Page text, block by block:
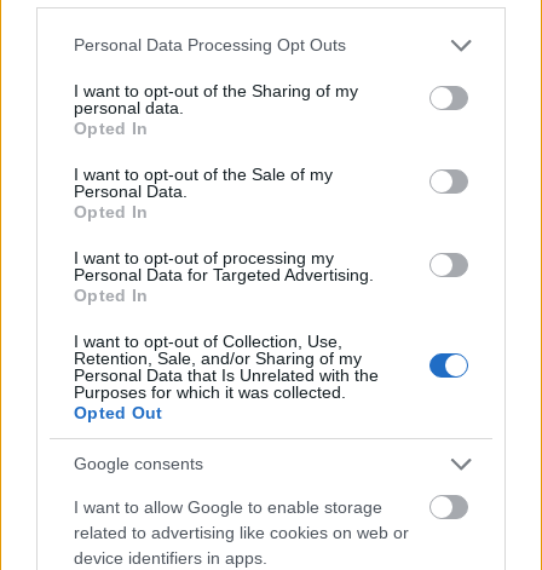
Please note that this website/app uses one or more Google
not limited to your visit or usage behaviour. You may click to
grant or deny consent to Google and its third-party tags to
use your data for below specified purposes in below Google
consent section.
Personal Data Processing Opt Outs
I want to opt-out of the Sharing of my
personal data.
Opted In
I want to opt-out of the Sale of my
Personal Data.
Opted In
I want to opt-out of processing my
Personal Data for Targeted Advertising.
Opted In
I want to opt-out of Collection, Use,
Retention, Sale, and/or Sharing of my
Personal Data that Is Unrelated with the
Purposes for which it was collected.
Opted Out
Google consents
I want to allow Google to enable storage
related to advertising like cookies on web or
device identifiers in apps.
A filmdal, ami Oscart hozott
Az Óz, a csodák csodája egyik emblematikus dala,
Over the rainbowmajdnem kimaradt a filmből, mivel
az utómunkák során kivágták volna a jelenetet,
amelybenJudy Garland
elénekli. Az MGM stúdió
ugyanis úgy gondolta, hogy a Kansasban, vagyis
Dorothy otthonában játszódó részeket túlságosan
megnyújtaná, illetve hogy a dal nem illik egy